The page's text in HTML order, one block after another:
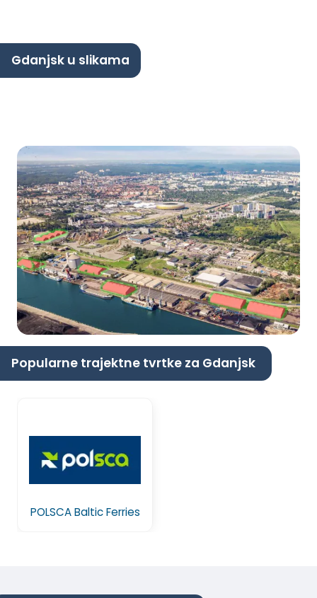
Gdanjsk u slikama
Popularne trajektne tvrtke za Gdanjsk
POLSCA Baltic Ferries